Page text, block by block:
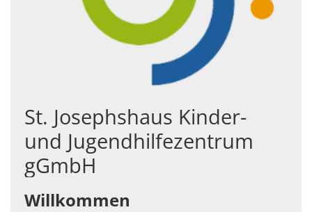
St. Josephshaus Kinder-
und Jugendhilfezentrum
gGmbH
Willkommen